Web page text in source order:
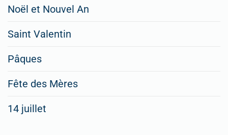
Noël et Nouvel An
Saint Valentin
Pâques
Fête des Mères
14 juillet